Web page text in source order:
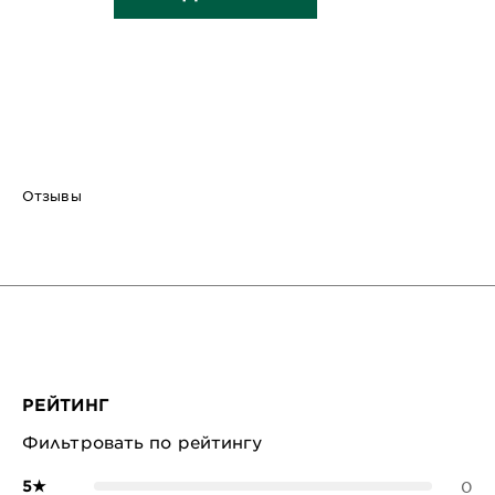
Отзывы
РЕЙТИНГ
Фильтровать по рейтингу
5★ 0